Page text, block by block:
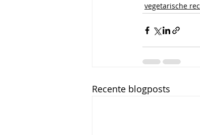
vegetarische
Recente blogposts